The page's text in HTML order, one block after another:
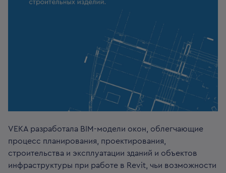
VEKA разработала BIM-модели окон, облегчающие
процесс планирования, проектирования,
строительства и эксплуатации зданий и объектов
инфраструктуры при работе в Revit, чьи возможности